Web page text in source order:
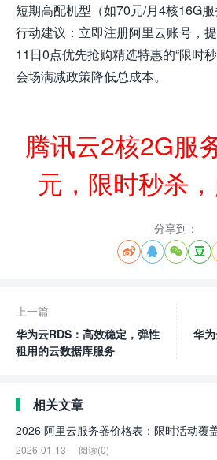
短期高配机型（如70元/月4核16G服
行动建议：立即注册阿里云账号，
11日0点优先抢购精选特惠的“限时
会场满减政策降低总成本。
腾讯云2核2G服
元，限时秒杀
分享到：
   
上一篇
华为云RDS：高效稳定，弹性
租用的云数据库服务
华
相关文章
2026 阿里云服务器价格表：限时活动覆
2026-01-13 阅读(0)